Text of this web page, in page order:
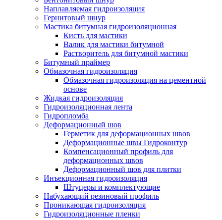
Наплавляемая гидроизоляция
Гернитовый шнур
Мастика битумная гидроизоляционная
Кисть для мастики
Валик для мастики битумной
Растворитель для битумной мастики
Битумный праймер
Обмазочная гидроизоляция
Обмазочная гидроизоляция на цементной
основе
Жидкая гидроизоляция
Гидроизоляционная лента
Гидропломба
Деформационный шов
Герметик для деформационных швов
Деформационные швы Гидроконтур
Компенсационный профиль для
деформационных швов
Деформационный шов для плитки
Инъекционная гидроизоляция
Штуцеры и комплектующие
Набухающий резиновый профиль
Проникающая гидроизоляция
Гидроизоляционные пленки